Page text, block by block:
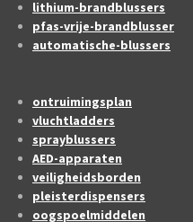
lithium-brandblussers
pfas-vrije-brandblusser
automatische-blussers
ontruimingsplan
vluchtladders
sprayblussers
AED-apparaten
veiligheidsborden
pleisterdispensers
oogspoelmiddelen